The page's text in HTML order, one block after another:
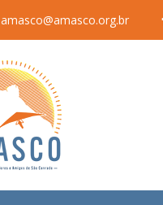
amasco@amasco.org.br